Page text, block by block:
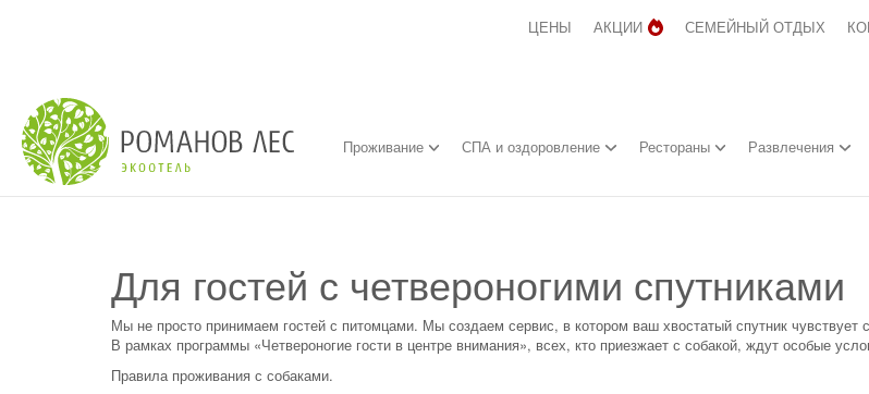
ЦЕНЫ АКЦИИ СЕМЕЙНЫЙ ОТДЫХ
Проживание СПА и оздоровление Рестораны Развлечения
Для гостей с четвероногими спутниками
Мы не просто принимаем гостей с питомцами. Мы создаем сервис, в котором ваш хвостатый спутник чувствует
В рамках программы «Четвероногие гости в центре внимания», всех, кто приезжает с собакой, ждут особые
Правила проживания с собаками.